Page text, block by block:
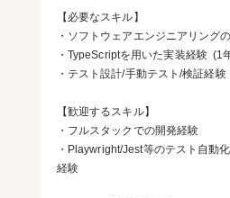
【必要なスキル】
・ソフトウェアエンジニアリング
・TypeScriptを用いた実装経験 (1
・テスト設計/手動テスト/検証経験
【歓迎するスキル】
・フルスタックでの開発経験
・Playwright/Jest等のテスト自動
経験